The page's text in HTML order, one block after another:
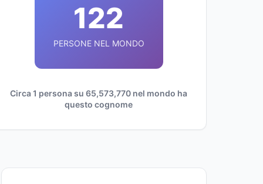
122
PERSONE NEL MONDO
Circa 1 persona su 65,573,770 nel mondo ha
questo cognome